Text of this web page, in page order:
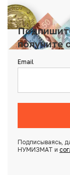
получите
Email
Подписываясь,
НУМИЗМАТ и